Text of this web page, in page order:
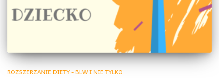
ROZSZERZANIE DIETY - BLW I NIE TYLKO